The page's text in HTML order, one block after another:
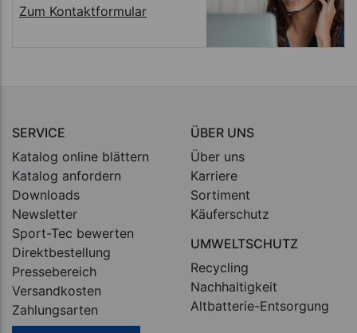
Zum Kontaktformular
SERVICE
Katalog online blättern
Katalog anfordern
Downloads
Newsletter
Sport-Tec bewerten
Direktbestellung
Pressebereich
Versandkosten
Zahlungsarten
ÜBER UNS
Über uns
Karriere
Sortiment
Käuferschutz
UMWELTSCHUTZ
Recycling
Nachhaltigkeit
Altbatterie-Entsorgung